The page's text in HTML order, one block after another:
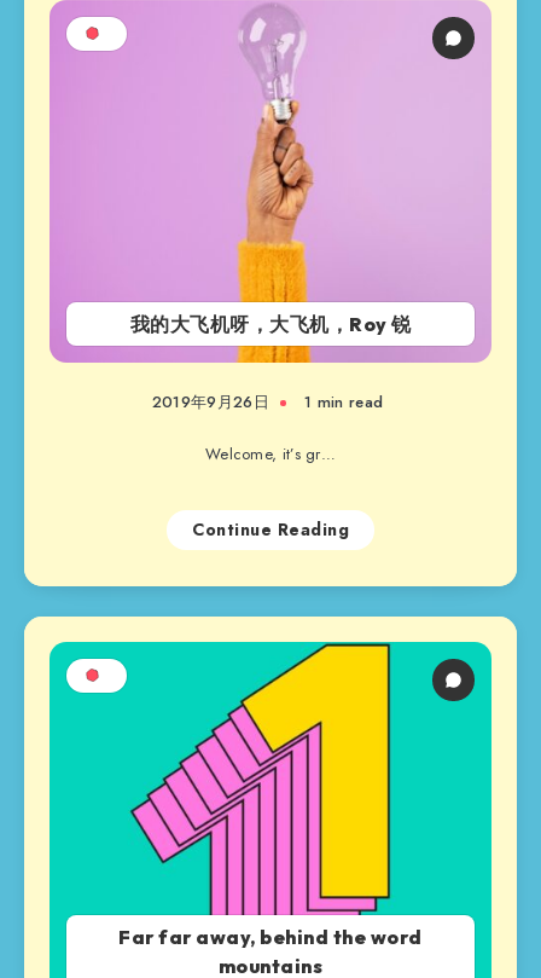
我的大飞机呀，大飞机，Roy 锐
2019年9月26日 1 min read
Welcome, it’s gr…
Continue Reading
Far far away, behind the word
mountains